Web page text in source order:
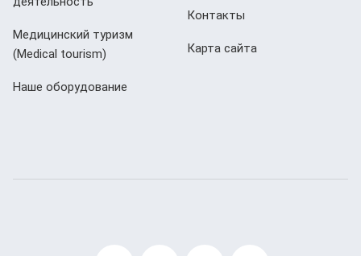
Медицинский туризм
(Мedical tourism)
Наше оборудование
Контакты
Карта сайта